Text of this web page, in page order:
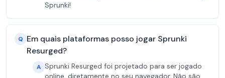
Sprunki!
Q Em quais plataformas posso jogar Sprunki
Resurged?
A Sprunki Resurged foi projetado para ser jogado
online, diretamente no seu navegador. Não são